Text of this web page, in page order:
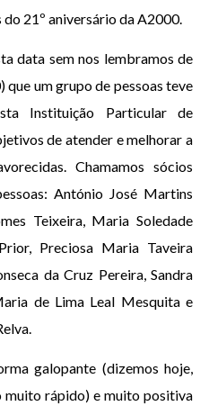
21º aniversário da A2000.
data sem nos lembramos de
um grupo de pessoas teve
Instituição Particular de
de atender e melhorar a
Chamamos sócios
António José Martins
Teixeira, Maria Soledade
Preciosa Maria Taveira
da Cruz Pereira, Sandra
de Lima Leal Mesquita e
galopante (dizemos hoje,
muito rápido) e muito positiva